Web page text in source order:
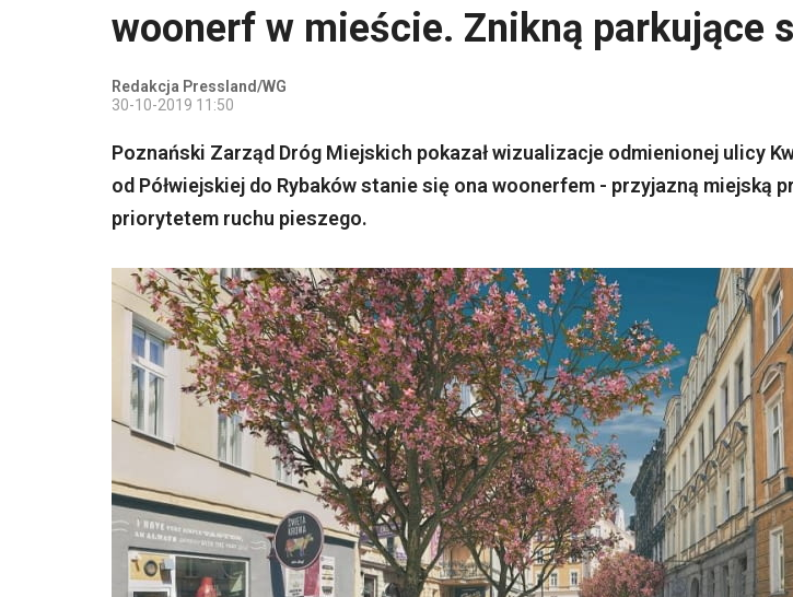
woonerf w mieście. Znikną parkujące
Redakcja Pressland/WG
30-10-2019 11:50
Poznański Zarząd Dróg Miejskich pokazał wizualizacje odmienionej ulicy
od Półwiejskiej do Rybaków stanie się ona woonerfem - przyjazną miejską
priorytetem ruchu pieszego.